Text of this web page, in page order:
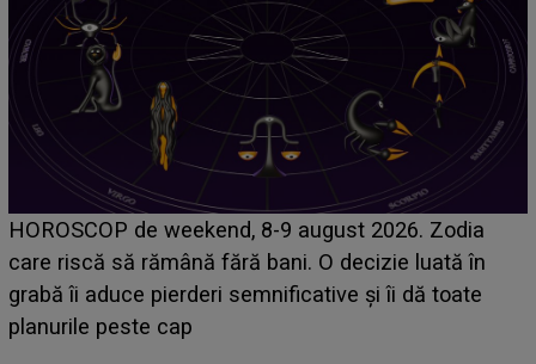
Emanuel a ținut ACEST DETALIU ASCUNS până
acum! În fața Alexandrei, concurentul din Casa Iubirii
face o MĂRTURISIRE NEAȘTEPTATĂ despre mama
sa: "I-am spus și ei în față, eu nu te iubesc pentru